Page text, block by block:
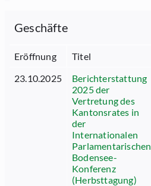
Geschäfte
Eröffnung Titel
23.10.2025
Berichterstattung
2025 der
Vertretung des
Kantonsrates in
der
Internationalen
Parlamentarischen
Bodensee-
Konferenz
(Herbsttagung)